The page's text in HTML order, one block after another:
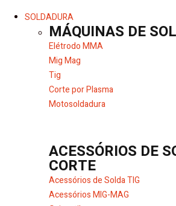
SOLDADURA
MÁQUINAS DE
Elétrodo MMA
Mig Mag
Tig
Corte por Plasma
Motosoldadura
ACESSÓRIOS DE
CORTE
Acessórios de Solda TIG
Acessórios MIG-MAG